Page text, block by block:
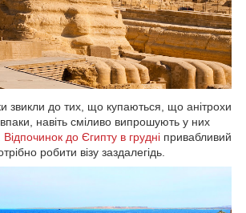
звикли до тих, що купаються, що анітрохи
навіть сміливо випрошують у них
Відпочинок до Єгипту в грудні привабливий
робити візу заздалегідь.